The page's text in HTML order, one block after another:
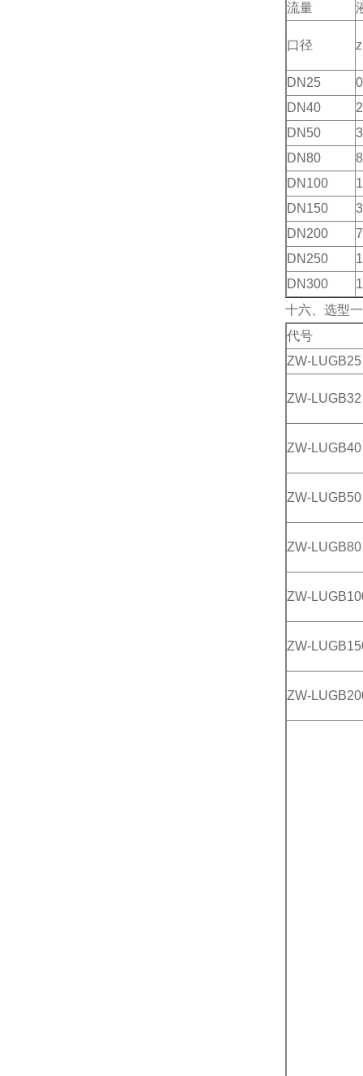
流量
口径
DN25
DN40
DN50
DN80
8
DN100
DN150
DN200
DN250
DN300
十六、选型
代号
ZW-LUGB25
ZW-LUGB32
ZW-LUGB40
ZW-LUGB50
ZW-LUGB80
ZW-
ZW-
ZW-